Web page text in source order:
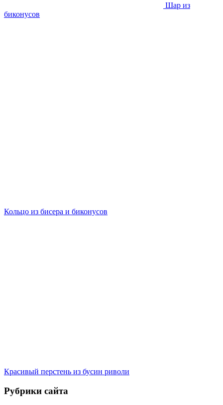
Шар из
биконусов
Кольцо из бисера и биконусов
Красивый перстень из бусин риволи
Рубрики сайта